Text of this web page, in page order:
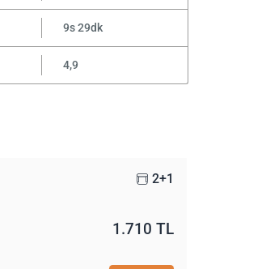
9s 29dk
4,9
2+1
1.710 TL